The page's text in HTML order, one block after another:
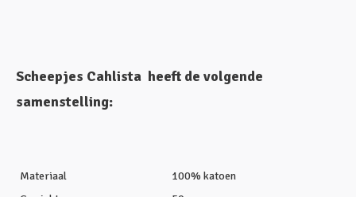
Scheepjes Cahlista heeft de volgende
samenstelling:
Materiaal
100% katoen